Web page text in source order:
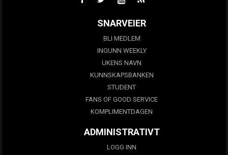
SNARVEIER
BLI MEDLEM
INGUNN WEEKLY
UKENS NAVN
KUNNSKAPSBANKEN
STUDENT
FANS OF GOOD SERVICE
KOMPLIMENTDAGEN
ADMINISTRATIVT
LOGG INN